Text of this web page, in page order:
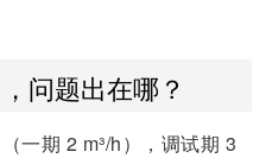
问题出在哪？
一期 2 m³/h），调试期 3